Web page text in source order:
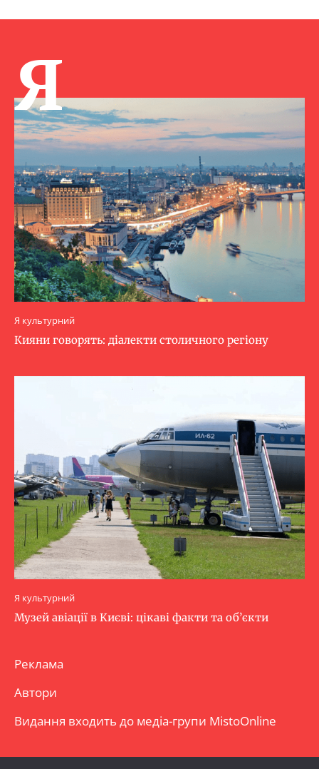
Я
Я культурний
Кияни говорять: діалекти столичного регіону
Я культурний
Музей авіації в Києві: цікаві факти та об’єкти
Реклама
Автори
Видання входить до медіа-групи MistoOnline